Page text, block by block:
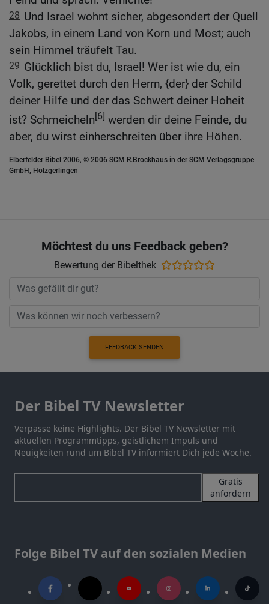
28 Und Israel wohnt sicher, abgesondert der Quell
Jakobs, in einem Land von Korn und Most; auch
sein Himmel träufelt Tau.
29 Glücklich bist du, Israel! Wer ist wie du, ein
Volk, gerettet durch den Herrn, {der} der Schild
deiner Hilfe und der das Schwert deiner Hoheit
ist? Schmeicheln[6] werden dir deine Feinde, du
aber, du wirst einherschreiten über ihre Höhen.
Elberfelder Bibel 2006, © 2006 SCM R.Brockhaus in der SCM Verlagsgruppe
GmbH, Holzgerlingen
Möchtest du uns Feedback geben?
Bewertung der Bibelthek
FEEDBACK SENDEN
Der Bibel TV Newsletter
Verpasse keine Highlights. Der Bibel TV Newsletter mit
aktuellen Programmtipps, geistlichem Impuls und
Neuigkeiten rund um Bibel TV informiert Dich jede Woche.
Gratis
anfordern
Folge Bibel TV auf den sozialen Medien